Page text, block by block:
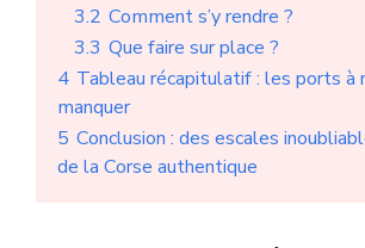
3.2 Comment s’y rendre ?
3.3 Que faire sur place ?
4 Tableau récapitulatif : les ports à
manquer
5 Conclusion : des escales
de la Corse authentique